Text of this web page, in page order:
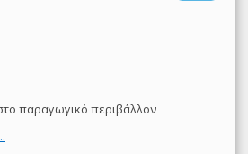
παραγωγικό περιβάλλον